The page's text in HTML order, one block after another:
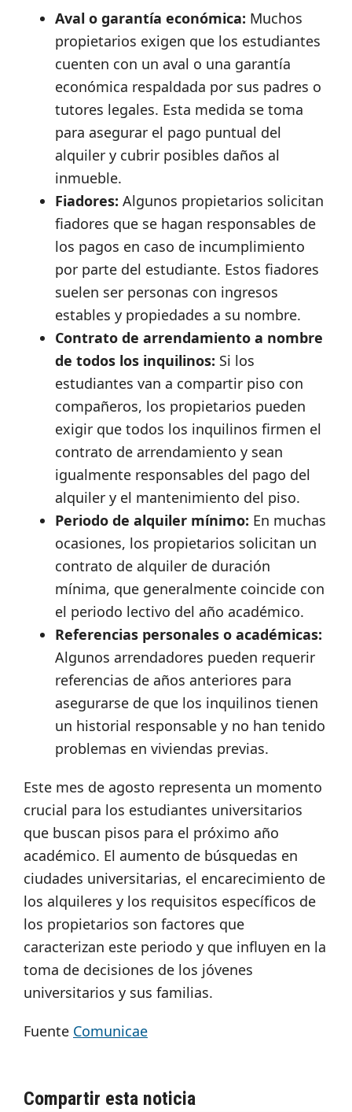
Aval o garantía económica: Muchos
propietarios exigen que los estudiantes
cuenten con un aval o una garantía
económica respaldada por sus padres o
tutores legales. Esta medida se toma
para asegurar el pago puntual del
alquiler y cubrir posibles daños al
inmueble.
Fiadores: Algunos propietarios solicitan
fiadores que se hagan responsables de
los pagos en caso de incumplimiento
por parte del estudiante. Estos fiadores
suelen ser personas con ingresos
estables y propiedades a su nombre.
Contrato de arrendamiento a nombre
de todos los inquilinos: Si los
estudiantes van a compartir piso con
compañeros, los propietarios pueden
exigir que todos los inquilinos firmen el
contrato de arrendamiento y sean
igualmente responsables del pago del
alquiler y el mantenimiento del piso.
Periodo de alquiler mínimo: En muchas
ocasiones, los propietarios solicitan un
contrato de alquiler de duración
mínima, que generalmente coincide con
el periodo lectivo del año académico.
Referencias personales o académicas:
Algunos arrendadores pueden requerir
referencias de años anteriores para
asegurarse de que los inquilinos tienen
un historial responsable y no han tenido
problemas en viviendas previas.
Este mes de agosto representa un momento
crucial para los estudiantes universitarios
que buscan pisos para el próximo año
académico. El aumento de búsquedas en
ciudades universitarias, el encarecimiento de
los alquileres y los requisitos específicos de
los propietarios son factores que
caracterizan este periodo y que influyen en la
toma de decisiones de los jóvenes
universitarios y sus familias.
Fuente Comunicae
Compartir esta noticia